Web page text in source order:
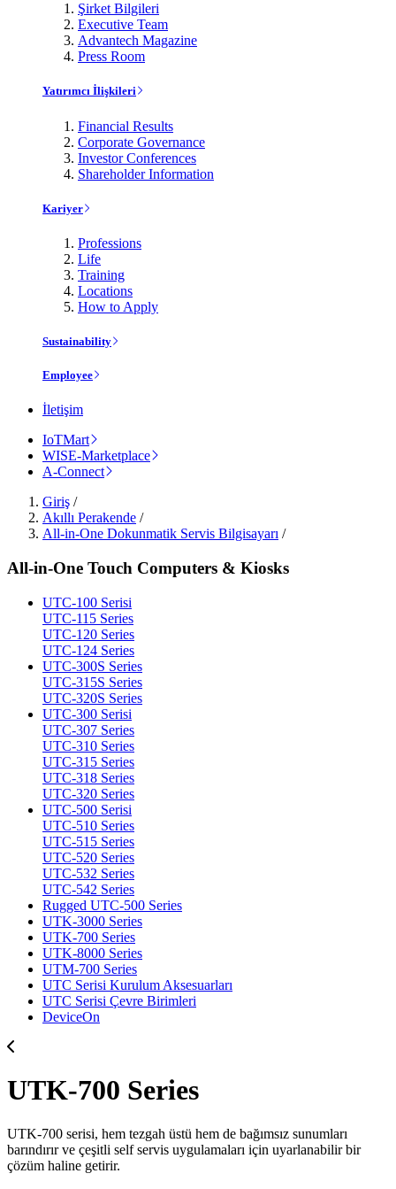
Şirket Bilgileri
Executive Team
Advantech Magazine
Press Room
Yatırımcı İlişkileri
Financial Results
Corporate Governance
Investor Conferences
Shareholder Information
Kariyer
Professions
Life
Training
Locations
How to Apply
Sustainability
Employee
İletişim
IoTMart
WISE-Marketplace
A-Connect
Giriş /
Akıllı Perakende /
All-in-One Dokunmatik Servis Bilgisayarı /
All-in-One Touch Computers & Kiosks
UTC-100 Serisi
UTC-115 Series
UTC-120 Series
UTC-124 Series
UTC-300S Series
UTC-315S Series
UTC-320S Series
UTC-300 Serisi
UTC-307 Series
UTC-310 Series
UTC-315 Series
UTC-318 Series
UTC-320 Series
UTC-500 Serisi
UTC-510 Series
UTC-515 Series
UTC-520 Series
UTC-532 Series
UTC-542 Series
Rugged UTC-500 Series
UTK-3000 Series
UTK-700 Series
UTK-8000 Series
UTM-700 Series
UTC Serisi Kurulum Aksesuarları
UTC Serisi Çevre Birimleri
DeviceOn
UTK-700 Series
UTK-700 serisi, hem tezgah üstü hem de bağımsız sunumları
barındırır ve çeşitli self servis uygulamaları için uyarlanabilir bir
çözüm haline getirir.